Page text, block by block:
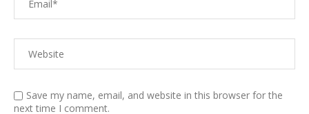
Save my name, email, and website in this browser for the
next time I comment.